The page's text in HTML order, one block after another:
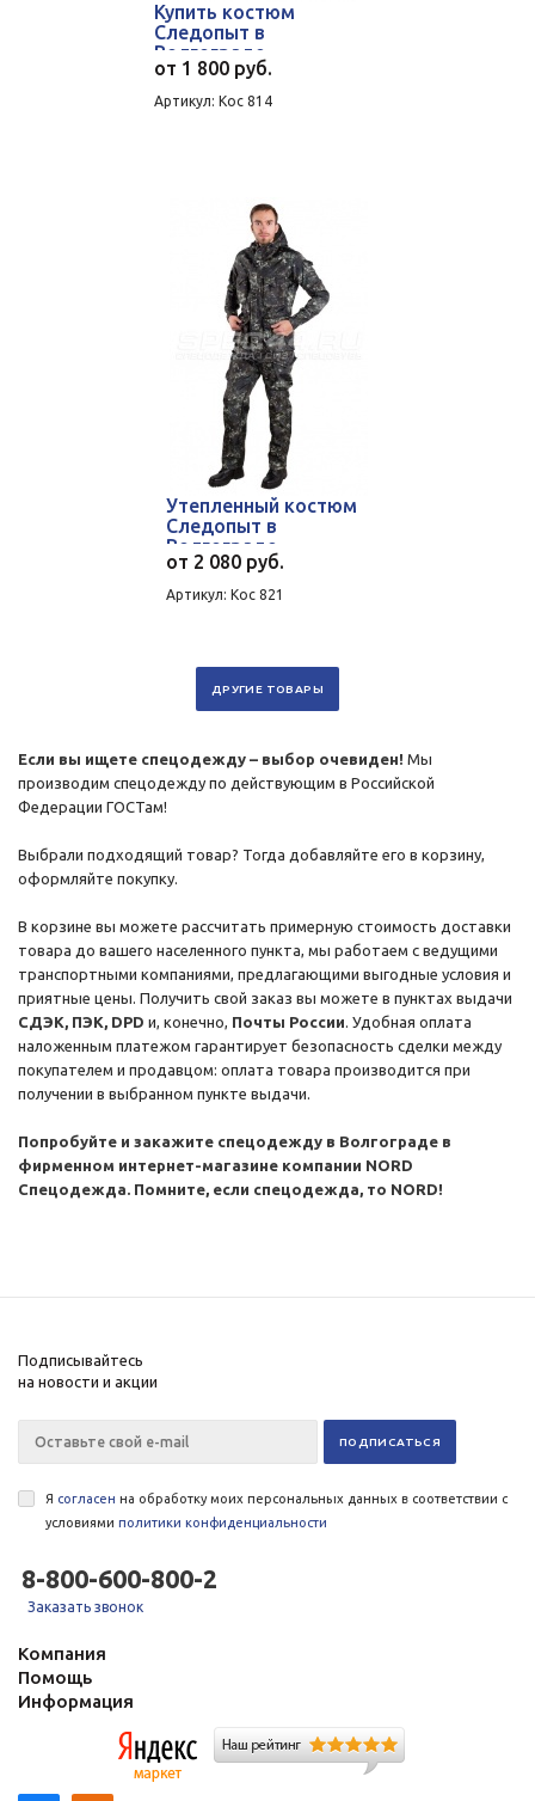
Купить костюм
Следопыт в
Волгограде
от 1 800 руб.
Артикул: Кос 814
Утепленный костюм
Следопыт в
Волгограде
от 2 080 руб.
Артикул: Кос 821
Если вы ищете спецодежду – выбор очевиден! Мы
производим спецодежду по действующим в Российской
Федерации ГОСТам!
Выбрали подходящий товар? Тогда добавляйте его в корзину,
оформляйте покупку.
В корзине вы можете рассчитать примерную стоимость доставки
товара до вашего населенного пункта, мы работаем с ведущими
транспортными компаниями, предлагающими выгодные условия и
приятные цены. Получить свой заказ вы можете в пунктах выдачи
СДЭК, ПЭК, DPD и, конечно, Почты России. Удобная оплата
наложенным платежом гарантирует безопасность сделки между
покупателем и продавцом: оплата товара производится при
получении в выбранном пункте выдачи.
Попробуйте и закажите спецодежду в Волгограде в
фирменном интернет-магазине компании NORD
Спецодежда. Помните, если спецодежда, то NORD!
Подписывайтесь
на новости и акции
Я согласен на обработку моих персональных данных в соответствии с
условиями политики конфиденциальности
8-800-600-800-2
Заказать звонок
Компания
Помощь
Информация